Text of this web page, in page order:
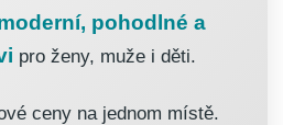
pohodlné a
pro ženy, muže i děti.
ceny na jednom místě.